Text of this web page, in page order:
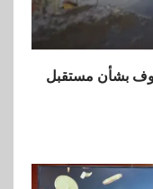
إلكترونية
بشأن مستقبل